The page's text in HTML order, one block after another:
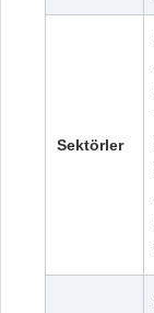
Sektörler